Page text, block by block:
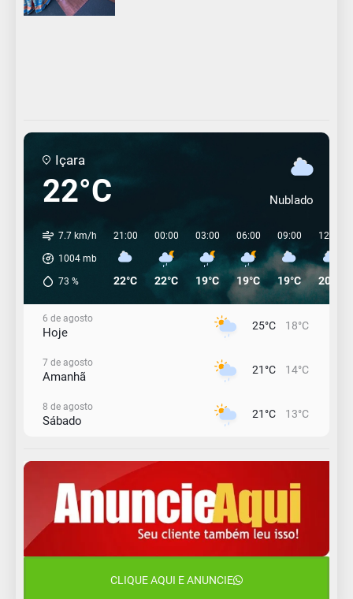
Içara
22°C Nublado
7.7 km/h
1004 mb
73 %
21:00
22°C
00:00
22°C
03:00
19°C
06:00
19°C
09:00
19°C
12:00
20°C
6 de agosto
Hoje 25°C 18°C
7 de agosto
Amanhã 21°C 14°C
8 de agosto
Sábado 21°C 13°C
Domingo 16°C 13°C
10 de agosto
Segunda-Feira
Terça-Feira
CLIQUE AQUI E ANUNCIE